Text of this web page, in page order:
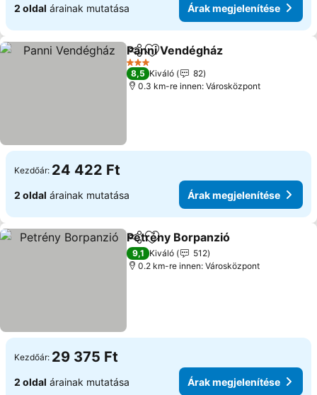
2 oldal árainak mutatása Árak megjelenítése
Megosztás
Hozzáadás a kedvencekhez
Panni Vendégház
3 Kategória
8,5 Kiváló
82
0.3 km-re innen: Városközpont
Kezdőár: 24 422 Ft
2 oldal árainak mutatása Árak megjelenítése
Megosztás
Hozzáadás a kedvencekhez
Petrény Borpanzió
9,1 Kiváló
512
0.2 km-re innen: Városközpont
Kezdőár: 29 375 Ft
2 oldal árainak mutatása Árak megjelenítése